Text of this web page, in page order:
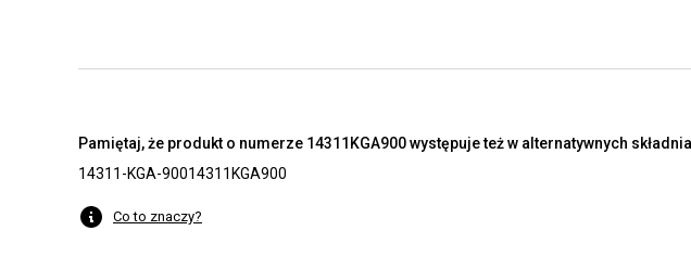
Pamiętaj, że produkt o numerze 14311KGA900 występuje też w alternatywnych
14311-KGA-90014311KGA900
Co to znaczy?